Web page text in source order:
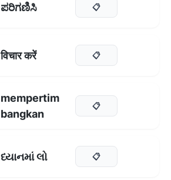
ಪರಿಗಣಿಸಿ 📋
विचार करें 📋
mempertim
bangkan
📋
ધ્યાનમાં લો 📋